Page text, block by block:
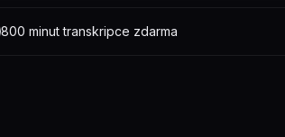
800 minut transkripce zdarma